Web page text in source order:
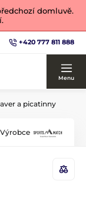
domluvě.
+420 777 811 888
Menu
a picatinny
Výrobce